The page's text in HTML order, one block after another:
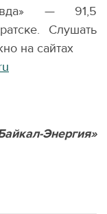
— 91,5
Слушать
на сайтах
Энергия»